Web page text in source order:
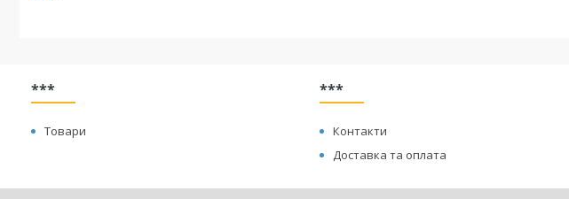
***
Товари
***
Контакти
Доставка та оплата